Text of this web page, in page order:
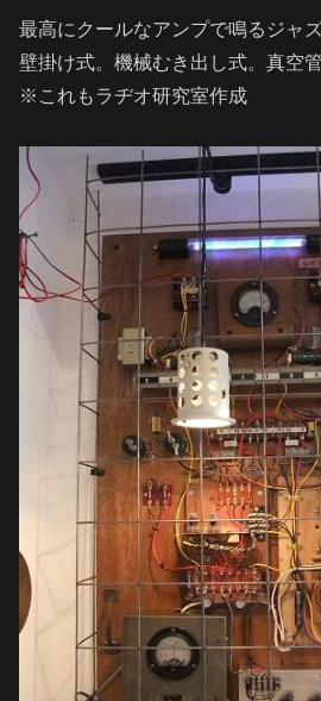
最高にクールなアンプで鳴るジャズ
壁掛け式。機械むき出し式。真空管
※これもラヂオ研究室作成